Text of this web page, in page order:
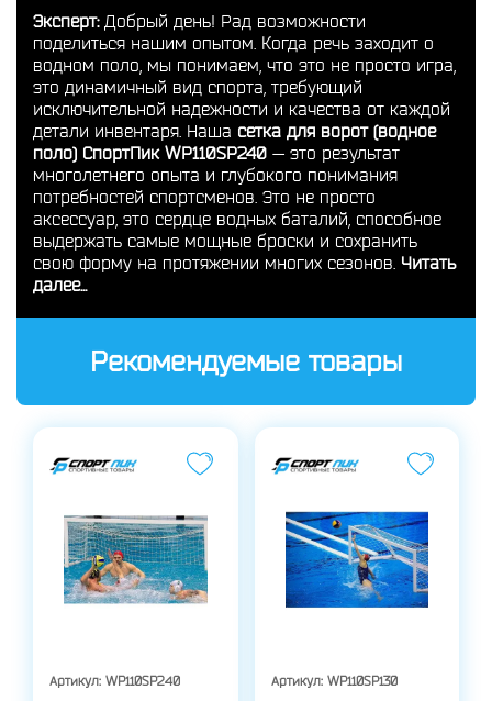
Эксперт:Добрый день! Рад возможности
поделиться нашим опытом. Когда речь заходит о
водном поло, мы понимаем, что это не просто игра,
это динамичный вид спорта, требующий
исключительной надежности и качества от каждой
детали инвентаря. Наша сетка для ворот (водное
поло) СпортПик WP110SP240 — это результат
многолетнего опыта и глубокого понимания
потребностей спортсменов. Это не просто
аксессуар, это сердце водных баталий, способное
выдержать самые мощные броски и сохранить
свою форму на протяжении многих сезонов. Читать
далее...
Рекомендуемые товары
Артикул: WP110SP240 Артикул: WP110SP130